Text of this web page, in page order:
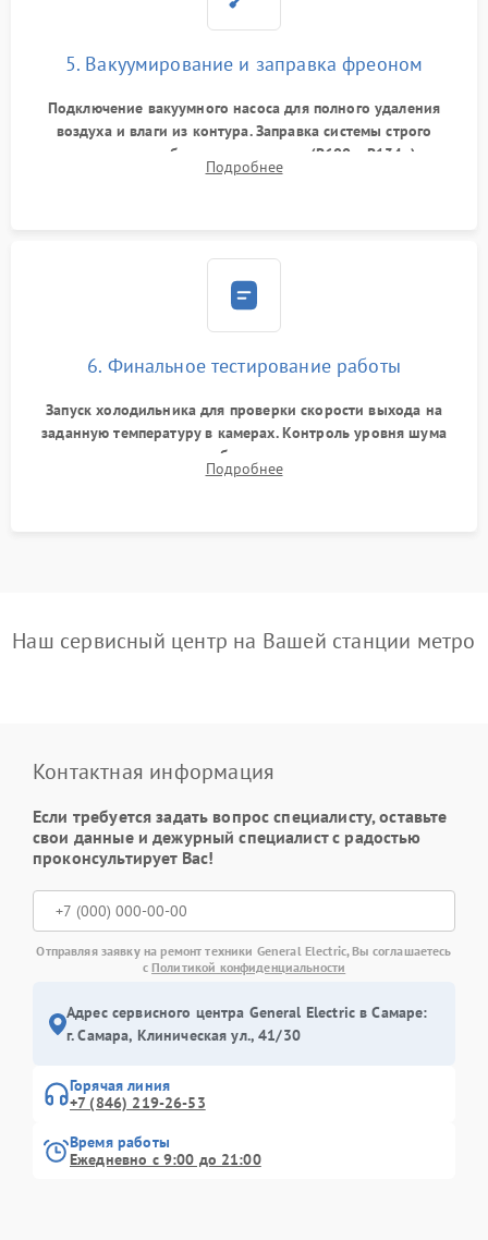
5. Вакуумирование и заправка фреоном
Подключение вакуумного насоса для полного удаления
воздуха и влаги из контура. Заправка системы строго
дозированным объемом хладагента (R600a, R134a) по
электронным весам. Контроль рабочего давления в системе.
Подробнее
6. Финальное тестирование работы
Запуск холодильника для проверки скорости выхода на
заданную температуру в камерах. Контроль уровня шума
компрессора, отсутствия обмерзания стенок и корректного
срабатывания системы автоматической оттайки.
Подробнее
Наш сервисный центр на Вашей станции метро
Контактная информация
Если требуется задать вопрос специалисту, оставьте
свои данные и дежурный специалист с радостью
проконсультирует Вас!
Отправляя заявку на ремонт техники General Electric, Вы соглашаетесь
сПолитикой конфиденциальности
Адрес сервисного центра General Electric в Самаре:
г. Самара, Клиническая ул., 41/30
Горячая линия
+7 (846) 219-26-53
Время работы
Ежедневно с 9:00 до 21:00